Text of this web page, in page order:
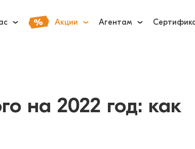
Акции Агентам
на 2022 год: как